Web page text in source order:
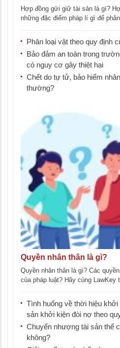
Hợp đồng gửi giữ tài sản là gì?
những đặc điểm pháp lí gì để
Phân loại vật theo quy định
Bảo đảm an toàn trong
có nguy cơ gây thiệt hại
Chết do tự tử, bảo hiểm
thường?
Quyền nhân thân là gì?
Quyền nhân thân là gì? Các
của pháp luật? Hãy cùng
Tình huống về thời hiệu
sản khởi kiện đòi nợ theo
Chuyển nhượng tài sản thế
không?